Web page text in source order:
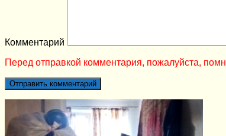
Комментарий
Перед отправкой комментария, пожалуйста,